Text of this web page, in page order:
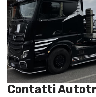
Contatti